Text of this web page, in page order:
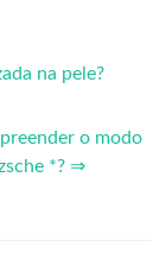
na pele?
o modo
*? ⇒